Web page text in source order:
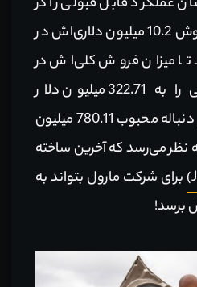
گیشه دارا است و با فروش 10.2 میلیون دلاری‌اش در
میزان فروش کلی‌اش در
منطقه آمریکای شمالی را به 322.71 میلیون دلار
برساند. فروش کلی این دنباله محبوب 780.11 میلیون
نظر می‌رسد که آخرین ساخته
برای شرکت مارول بتواند به
برسد!